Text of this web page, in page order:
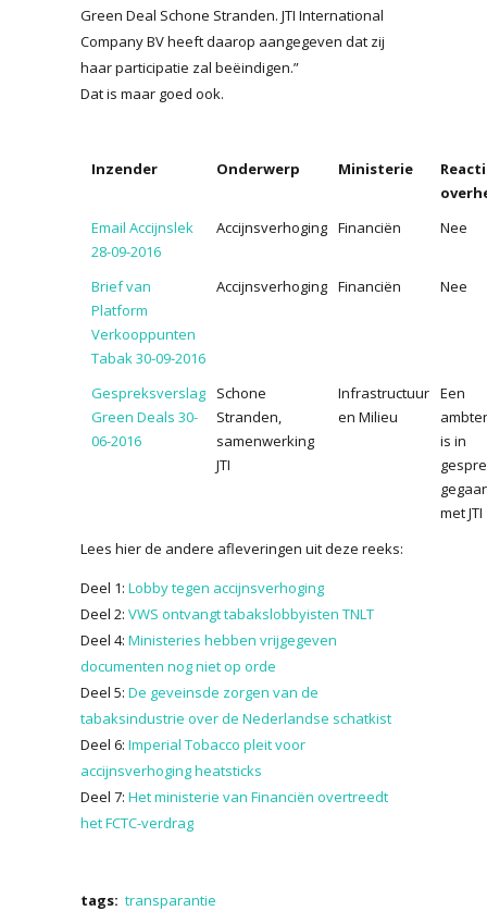
Green Deal Schone Stranden. JTI International
Company BV heeft daarop aangegeven dat zij
haar participatie zal beëindigen.”
Dat is maar goed ook.
Inzender Onderwerp Ministerie
Email Accijnslek
28-09-2016
Accijnsverhoging Financiën Nee
Brief van
Platform
Verkooppunten
Tabak 30-09-2016
Accijnsverhoging Financiën Nee
Gespreksverslag
Green Deals 30-
06-2016
Schone
Stranden,
samenwerking
JTI
Infrastructuur
en Milieu
Een
is in
met JTI
Lees hier de andere afleveringen uit deze reeks:
Deel 1: Lobby tegen accijnsverhoging
Deel 2: VWS ontvangt tabakslobbyisten TNLT
Deel 4: Ministeries hebben vrijgegeven
documenten nog niet op orde
Deel 5: De geveinsde zorgen van de
tabaksindustrie over de Nederlandse schatkist
Deel 6: Imperial Tobacco pleit voor
accijnsverhoging heatsticks
Deel 7: Het ministerie van Financiën overtreedt
het FCTC-verdrag
tags: transparantie